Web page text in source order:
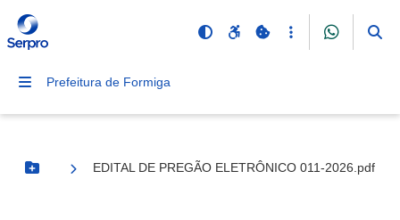
Prefeitura de Formiga
Botão Menu
EDITAL DE PREGÃO ELETRÔNICO 011-2026.pdf